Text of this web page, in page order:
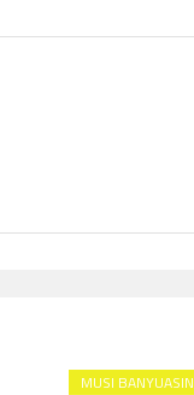
MUSI BANYUASIN